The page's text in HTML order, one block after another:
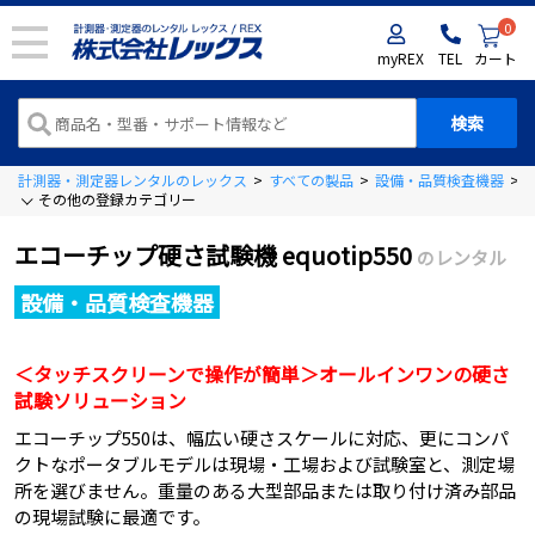
myREX TEL
0
カート
計測器・測定器レンタルのレックス > すべての製品 > 設備・品質検査機器 >
その他の登録カテゴリー
エコーチップ硬さ試験機 equotip550 のレンタル
設備・品質検査機器
＜タッチスクリーンで操作が簡単＞オールインワンの硬さ
試験ソリューション
エコーチップ550は、幅広い硬さスケールに対応、更にコンパ
クトなポータブルモデルは現場・工場および試験室と、測定場
所を選びません。重量のある大型部品または取り付け済み部品
の現場試験に最適です。